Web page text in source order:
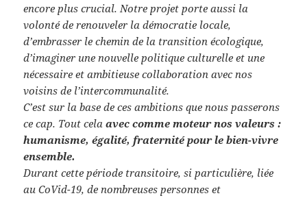
encore plus crucial. Notre projet porte aussi la
volonté de renouveler la démocratie locale,
d’embrasser le chemin de la transition écologique,
d’imaginer une nouvelle politique culturelle et une
nécessaire et ambitieuse collaboration avec nos
voisins de l’intercommunalité.
C’est sur la base de ces ambitions que nous passerons
ce cap. Tout celaavec comme moteur nos valeurs :
humanisme, égalité, fraternité pour le bien-vivre
ensemble.
Durant cette période transitoire, si particulière, liée
au CoVid-19, de nombreuses personnes et